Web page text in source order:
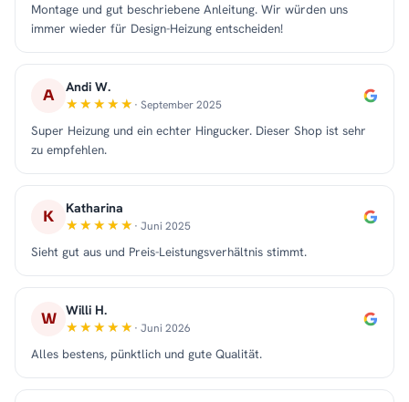
Montage und gut beschriebene Anleitung. Wir würden uns
immer wieder für Design-Heizung entscheiden!
A Andi W.
· September 2025
Super Heizung und ein echter Hingucker. Dieser Shop ist sehr
zu empfehlen.
K Katharina
· Juni 2025
Sieht gut aus und Preis-Leistungsverhältnis stimmt.
W Willi H.
· Juni 2026
Alles bestens, pünktlich und gute Qualität.